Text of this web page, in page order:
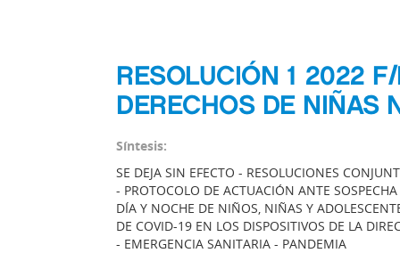
RESOLUCIÓN 1 2022
DERECHOS DE NIÑAS
Síntesis:
SE DEJA SIN EFECTO - RESOLUCIONES
- PROTOCOLO DE ACTUACIÓN ANTE
DÍA Y NOCHE DE NIÑOS, NIÑAS Y
DE COVID-19 EN LOS DISPOSITIVOS DE LA
- EMERGENCIA SANITARIA - PANDEMIA